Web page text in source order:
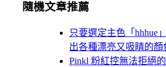
隨機文章推薦
只要選定主色「hhhue
出各種漂亮又吸睛的顏
Pinkl 粉紅控無法拒絕